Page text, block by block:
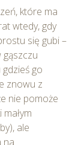
być
Sp. z
ma prawo do
sprostowania,
do
Danych
cookie
z
które ma
wtedy, gdy
się gubi –
go
znowu z
nie pomoże
ale
na